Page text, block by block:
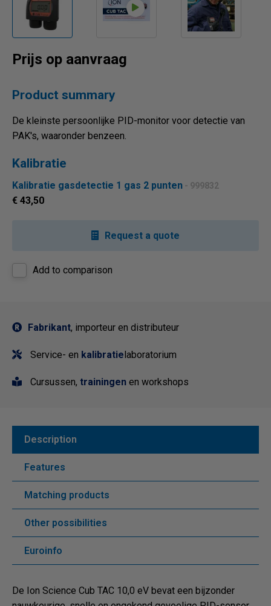
Prijs op aanvraag
Product summary
De kleinste persoonlijke PID-monitor voor detectie van
PAK's, waaronder benzeen.
Kalibratie
Kalibratie gasdetectie 1 gas 2 punten - 999832
€ 43,50
Request a quote
Add to comparison
Fabrikant, importeur en distributeur
Service- en kalibratielaboratorium
Cursussen, trainingen en workshops
Description
Features
Matching products
Other possibilities
Euroinfo
De Ion Science Cub TAC 10,0 eV bevat een bijzonder